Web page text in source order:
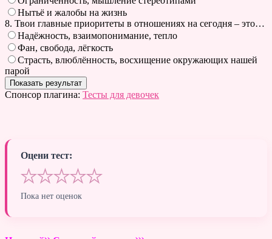
Нытьё и жалобы на жизнь
8. Твои главные приоритеты в отношениях на сегодня – это…
Надёжность, взаимопонимание, тепло
Фан, свобода, лёгкость
Страсть, влюблённость, восхищение окружающих нашей
парой
Спонсор плагина: Тесты для девочек
Оцени тест:
★★★★★
Пока нет оценок